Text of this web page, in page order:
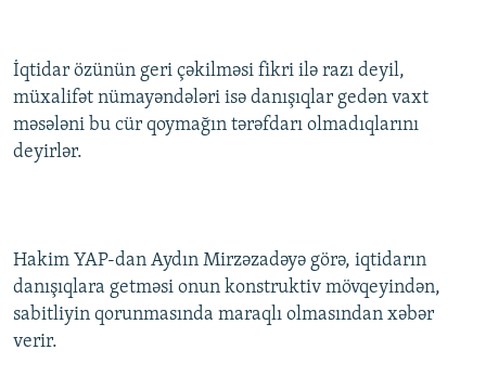
İqtidar özünün geri çəkilməsi fikri ilə razı deyil,
müxalifət nümayəndələri isə danışıqlar gedən vaxt
məsələni bu cür qoymağın tərəfdarı olmadıqlarını
deyirlər.
Hakim YAP-dan Aydın Mirzəzadəyə görə, iqtidarın
danışıqlara getməsi onun konstruktiv mövqeyindən,
sabitliyin qorunmasında maraqlı olmasından xəbər
verir.